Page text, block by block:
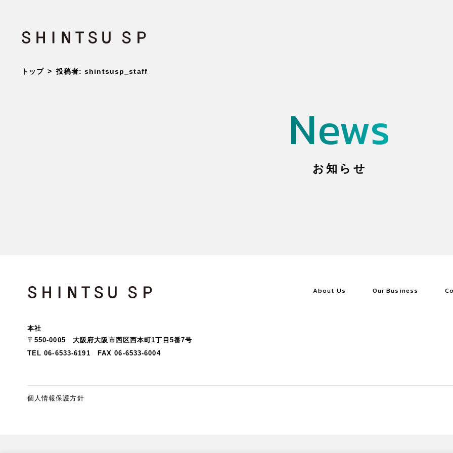
SHINTSU SP
News
お知らせ
トップ 投稿者:shintsusp_staff
News
お知らせ
SHINTSU SP
本社
〒550-0005 大阪府大阪市西区西本町1丁目5番7号
TEL 06-6533-6191
FAX 06-6533-6004
About Us Our Business
個人情報保護方針